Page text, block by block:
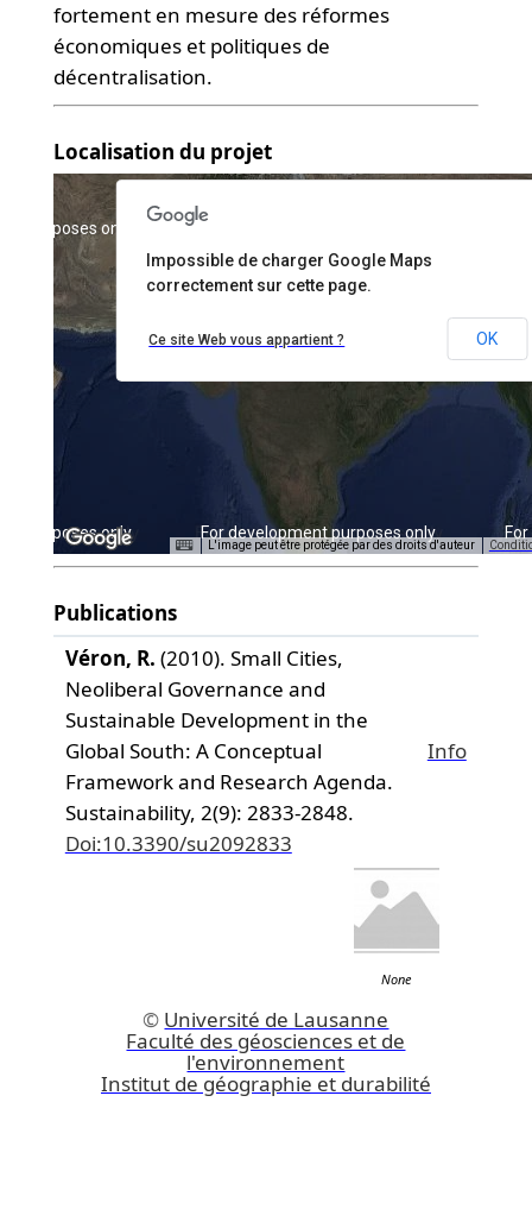
fortement en mesure des réformes
économiques et politiques de
décentralisation.
Localisation du projet
For development purposes only
purposes only
purposes only
L'image peut être protégée par des droits d'auteur
Impossible de charger Google Maps
correctement sur cette page.
Ce site Web vous appartient ? OK
Publications
Véron, R. (2010). Small Cities,
Neoliberal Governance and
Sustainable Development in the
Global South: A Conceptual
Framework and Research Agenda.
Sustainability, 2(9): 2833-2848.
Doi:10.3390/su2092833
Info
None
© Université de Lausanne
Faculté des géosciences et de
l'environnement
Institut de géographie et durabilité